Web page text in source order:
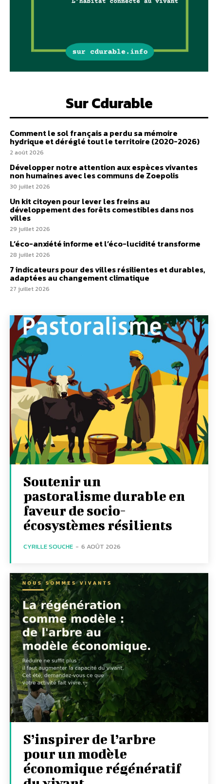
Sur Cdurable
Comment le sol français a perdu sa mémoire
hydrique et déréglé tout le territoire (2020-2026)
2 août 2026
Développer notre attention aux espèces vivantes
non humaines avec les communs de Zoepolis
30 juillet 2026
Un kit citoyen pour lever les freins au
développement des forêts comestibles dans nos
villes
29 juillet 2026
L’éco-anxiété informe et l’éco-lucidité transforme
28 juillet 2026
7 indicateurs pour des villes résilientes et durables,
adaptées au changement climatique
27 juillet 2026
Soutenir un
pastoralisme durable en
faveur de socio-
écosystèmes résilients
CYRILLE SOUCHE - 6 AOÛT 2026
S’inspirer de l’arbre
pour un modèle
économique régénératif